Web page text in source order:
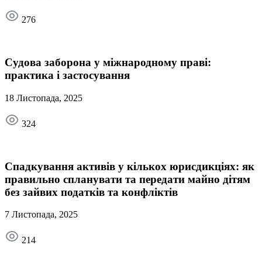
276
Судова заборона у міжнародному праві:
практика і застосування
18 Листопада, 2025
324
Спадкування активів у кількох юрисдикціях: як
правильно спланувати та передати майно дітям
без зайвих податків та конфліктів
7 Листопада, 2025
214